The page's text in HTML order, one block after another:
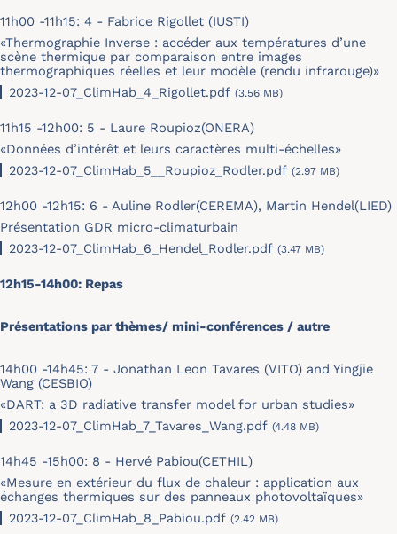
11h00 -11h15: 4 - Fabrice Rigollet (IUSTI)
«Thermographie Inverse : accéder aux températures d’une
scène thermique par comparaison entre images
thermographiques réelles et leur modèle (rendu infrarouge)»
2023-12-07_ClimHab_4_Rigollet.pdf (3.56 MB)
11h15 -12h00: 5 - Laure Roupioz(ONERA)
«Données d’intérêt et leurs caractères multi-échelles»
2023-12-07_ClimHab_5__Roupioz_Rodler.pdf (2.97 MB)
12h00 -12h15: 6 - Auline Rodler(CEREMA), Martin Hendel(LIED)
Présentation GDR micro-climaturbain
2023-12-07_ClimHab_6_Hendel_Rodler.pdf (3.47 MB)
12h15-14h00: Repas
Présentations par thèmes/ mini-conférences / autre
14h00 -14h45: 7 - Jonathan Leon Tavares (VITO) and Yingjie
Wang (CESBIO)
«DART: a 3D radiative transfer model for urban studies»
2023-12-07_ClimHab_7_Tavares_Wang.pdf (4.48 MB)
14h45 -15h00: 8 - Hervé Pabiou(CETHIL)
«Mesure en extérieur du flux de chaleur : application aux
échanges thermiques sur des panneaux photovoltaïques»
2023-12-07_ClimHab_8_Pabiou.pdf (2.42 MB)